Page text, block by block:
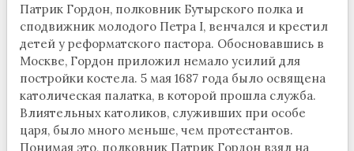
Патрик Гордон, полковник Бутырского полка и
сподвижник молодого Петра I, венчался и крестил
детей у реформатского пастора. Обосновавшись в
Москве, Гордон приложил немало усилий для
постройки костела. 5 мая 1687 года было освящена
католическая палатка, в которой прошла служба.
Влиятельных католиков, служивших при особе
царя, было много меньше, чем протестантов.
Понимая это, полковник Патрик Гордон взял на